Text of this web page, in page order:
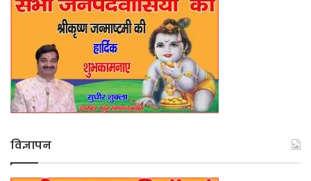
विज्ञापन